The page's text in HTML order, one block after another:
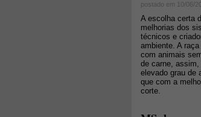
postado em 10/06/
A escolha certa
melhorias dos
técnicos e
ambiente. A
com animais
de carne,
elevado grau de
que com a
corte.